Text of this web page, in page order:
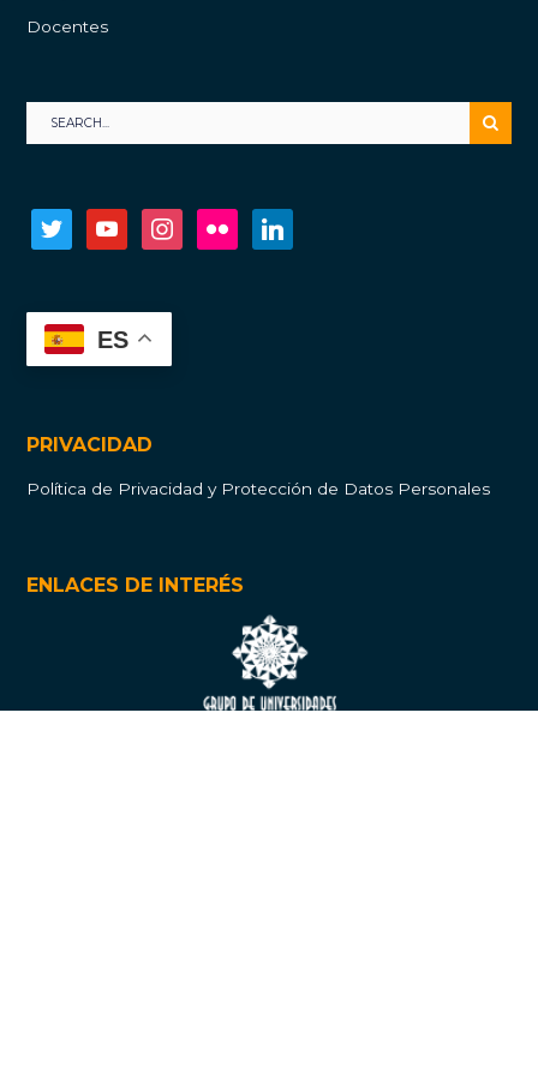
Docentes
twitter youtube instagramflickr
ES
PRIVACIDAD
Política de Privacidad y Protección de Datos Personales
ENLACES DE INTERÉS